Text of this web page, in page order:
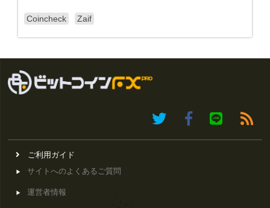
Coincheck Zaif
ご利用ガイド
サイトへのよくあるご質問
運営者情報